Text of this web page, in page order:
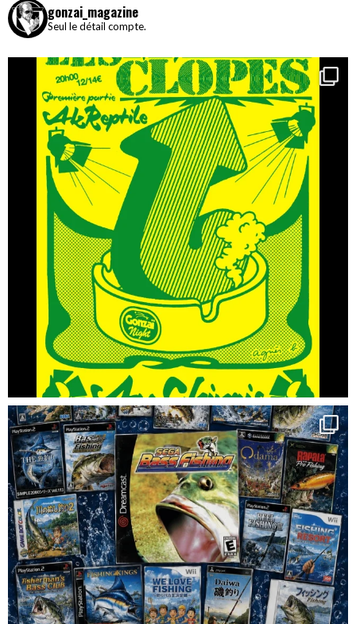
gonzai_magazine
Seul le détail compte.